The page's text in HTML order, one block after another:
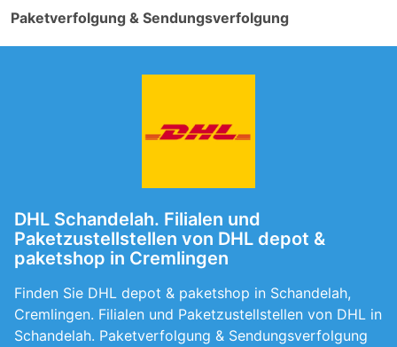
Paketverfolgung & Sendungsverfolgung
DHL Schandelah. Filialen und
Paketzustellstellen von DHL depot &
paketshop in Cremlingen
Finden Sie DHL depot & paketshop in Schandelah,
Cremlingen. Filialen und Paketzustellstellen von DHL in
Schandelah. Paketverfolgung & Sendungsverfolgung